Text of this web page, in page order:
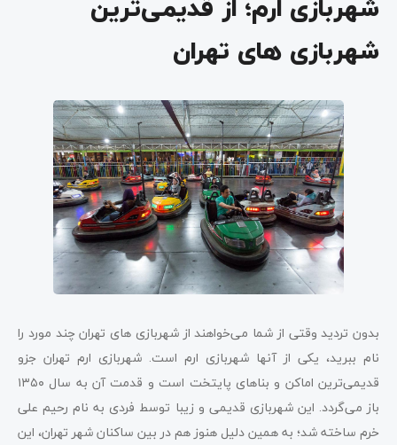
شهربازی ارم؛ از قدیمی‌ترین
شهربازی ‌های تهران
بدون تردید وقتی از شما می‌خواهند از شهربازی ‌های تهران چند مورد را
نام ببرید، یکی از آنها شهربازی ارم است. شهربازی ارم تهران جزو
قدیمی‌ترین‌ اماکن و بناهای پایتخت است و قدمت آن به سال ۱۳۵۰
باز می‌گردد. این شهربازی قدیمی و زیبا توسط فردی به نام رحیم علی
خرم ساخته شد؛ به همین دلیل هنوز هم در بین ساکنان شهر تهران، این